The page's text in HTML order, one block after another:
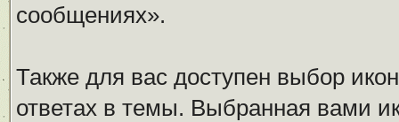
сообщениях».
Также для вас доступен выбор
ответах в темы. Выбранная вами